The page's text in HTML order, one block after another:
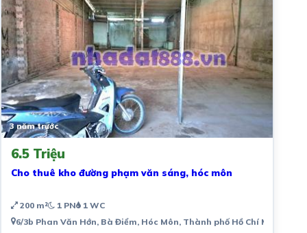
3 năm trước
6.5 Triệu
Cho thuê kho đường phạm văn sáng, hóc môn
200 m² 1 PN 1 WC
6/3b Phan Văn Hớn, Bà Điểm, Hóc Môn, Thành phố Hồ Chí Minh,